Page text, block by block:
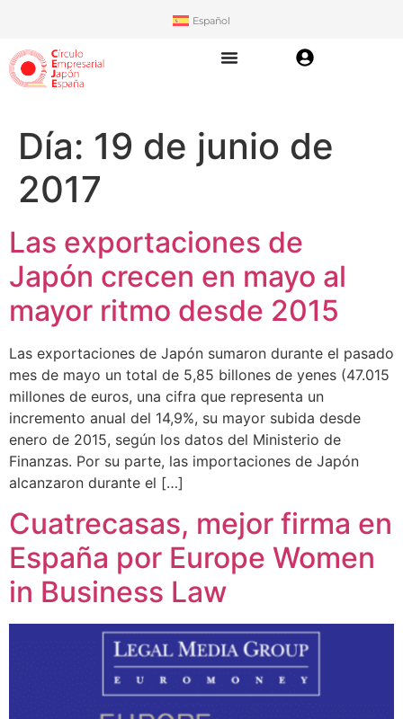
Español
Día: 19 de junio de
2017
Las exportaciones de
Japón crecen en mayo al
mayor ritmo desde 2015
Las exportaciones de Japón sumaron durante el pasado
mes de mayo un total de 5,85 billones de yenes (47.015
millones de euros, una cifra que representa un
incremento anual del 14,9%, su mayor subida desde
enero de 2015, según los datos del Ministerio de
Finanzas. Por su parte, las importaciones de Japón
alcanzaron durante el […]
Cuatrecasas, mejor firma en
España por Europe Women
in Business Law